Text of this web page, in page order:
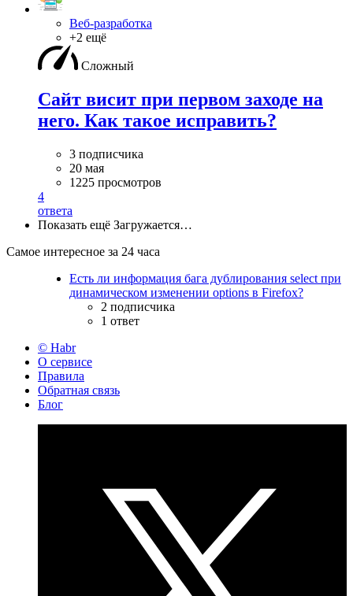
Веб-разработка
+2 ещё
Сложный
Сайт висит при первом заходе на
него. Как такое исправить?
3 подписчика
20 мая
1225 просмотров
4
ответа
Показать ещё Загружается…
Самое интересное за 24 часа
Есть ли информация бага дублирования select при
динамическом изменении options в Firefox?
2 подписчика
1 ответ
© Habr
О сервисе
Правила
Обратная связь
Блог